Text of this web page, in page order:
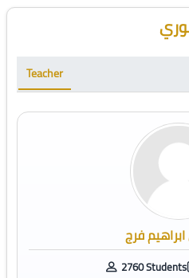
Blocks
Skip [Cocoon] Course Instructor
Teacher
فرج
2760 Students